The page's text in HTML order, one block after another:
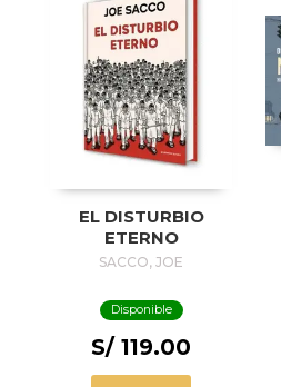
EL DISTURBIO
ETERNO
SACCO, JOE
Disponible
S/ 119.00